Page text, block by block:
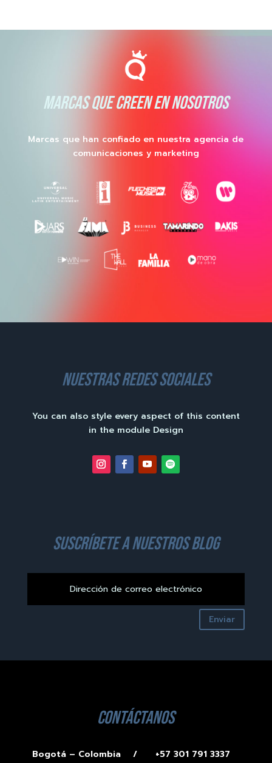
MARCAS QUE CREEN EN NOSOTROS
Marcas que han confiado en nuestra agencia de
comunicaciones y marketing
nuestras redes sociales
You can also style every aspect of this content
in the module Design
suscríbete a nuestros blog
Enviar
contáctanos
Bogotá – Colombia /
+57 301 791 3337